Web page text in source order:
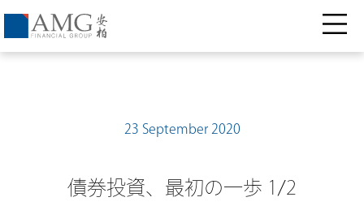
23 September 2020
債券投資、最初の一歩 1/2